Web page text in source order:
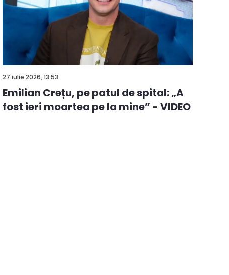
27 iulie 2026, 13:53
Emilian Crețu, pe patul de spital: „A
fost ieri moartea pe la mine” - VIDEO